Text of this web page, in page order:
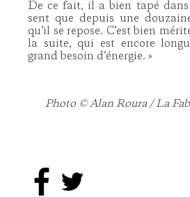
De ce fait, il a bien tapé dans
sent que depuis une
qu’il se repose. C’est bien
la suite, qui est encore
grand besoin d’énergie. »
Photo © Alan Roura / La